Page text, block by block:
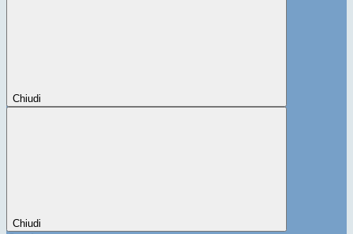
Chiudi
Chiudi